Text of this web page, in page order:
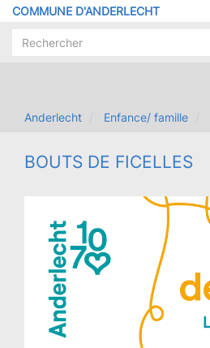
Aller
contenu
COMMUNE D'ANDERLECHT
Anderlecht
Enfance/ famille
BOUTS DE FICELLES